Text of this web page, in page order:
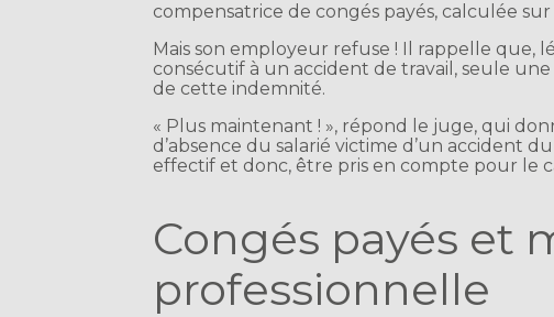
compensatrice de congés payés, calculée sur
Mais son employeur refuse ! Il rappelle que,
consécutif à un accident de travail, seule
de cette indemnité.
« Plus maintenant ! », répond le juge, qui
d’absence du salarié victime d’un accident
effectif et donc, être pris en compte pour le
Congés payés et
professionnelle